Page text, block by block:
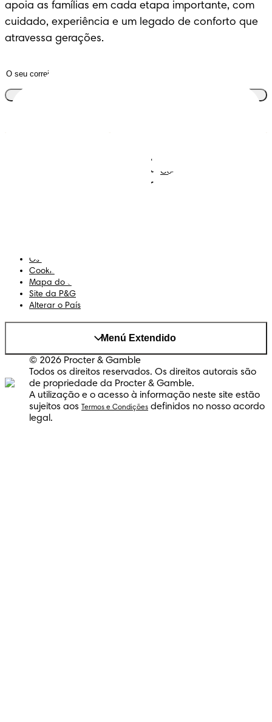
apoia as famílias em cada etapa importante, com
cuidado, experiência e um legado de conforto que
atravessa gerações.
Contacta-nos
Os Meus Dados
Cookies
Mapa do Site
Site da P&G
Alterar o País
Menú Extendido
© 2026 Procter & Gamble
Todos os direitos reservados. Os direitos autorais são
de propriedade da Procter & Gamble.
A utilização e o acesso à informação neste site estão
sujeitos aos
Termos e Condições definidos no nosso acordo
legal.